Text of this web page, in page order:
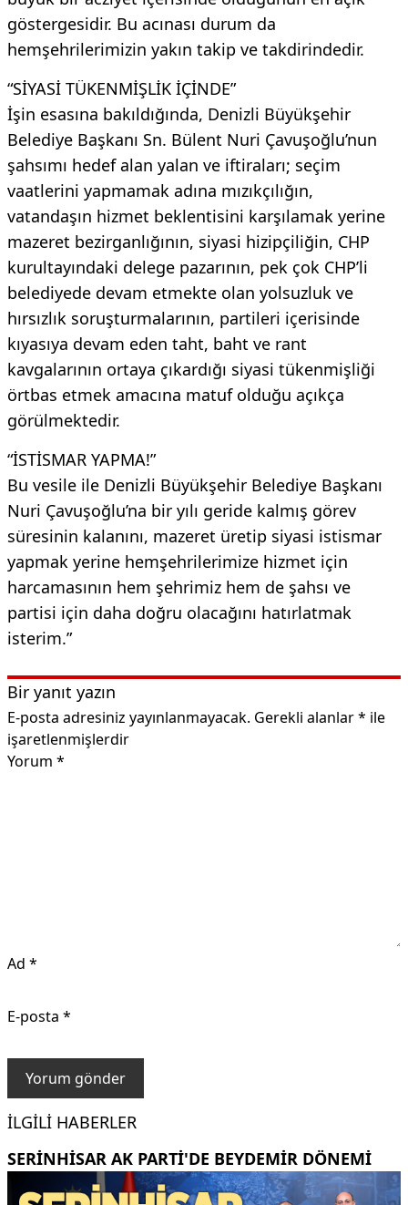
göstergesidir. Bu acınası durum da
hemşehrilerimizin yakın takip ve takdirindedir.
“SİYASİ TÜKENMİŞLİK İÇİNDE”
İşin esasına bakıldığında, Denizli Büyükşehir
Belediye Başkanı Sn. Bülent Nuri Çavuşoğlu’nun
şahsımı hedef alan yalan ve iftiraları; seçim
vaatlerini yapmamak adına mızıkçılığın,
vatandaşın hizmet beklentisini karşılamak yerine
mazeret bezirganlığının, siyasi hizipçiliğin, CHP
kurultayındaki delege pazarının, pek çok CHP’li
belediyede devam etmekte olan yolsuzluk ve
hırsızlık soruşturmalarının, partileri içerisinde
kıyasıya devam eden taht, baht ve rant
kavgalarının ortaya çıkardığı siyasi tükenmişliği
örtbas etmek amacına matuf olduğu açıkça
görülmektedir.
“İSTİSMAR YAPMA!”
Bu vesile ile Denizli Büyükşehir Belediye Başkanı
Nuri Çavuşoğlu’na bir yılı geride kalmış görev
süresinin kalanını, mazeret üretip siyasi istismar
yapmak yerine hemşehrilerimize hizmet için
harcamasının hem şehrimiz hem de şahsı ve
partisi için daha doğru olacağını hatırlatmak
isterim.”
Bir yanıt yazın
E-posta adresiniz yayınlanmayacak. Gerekli alanlar* ile
işaretlenmişlerdir
Yorum *
Ad *
E-posta *
İLGILI HABERLER
SERINHISAR AK PARTI'DE BEYDEMIR DÖNEMI